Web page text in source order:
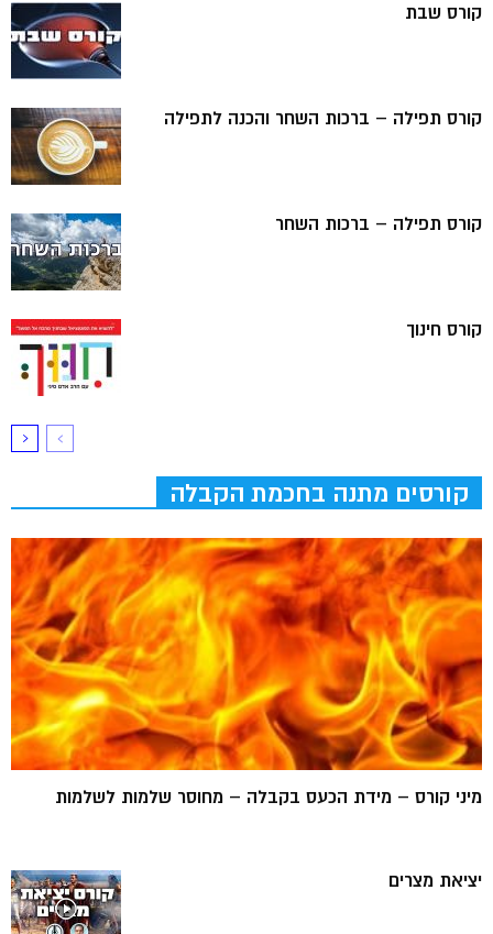
קורס שבת
קורס תפילה – ברכות השחר והכנה לתפילה
קורס תפילה – ברכות השחר
קורס חינוך
קורסים מתנה בחכמת הקבלה
מיני קורס – מידת הכעס בקבלה – מחוסר שלמות לשלמות
יציאת מצרים